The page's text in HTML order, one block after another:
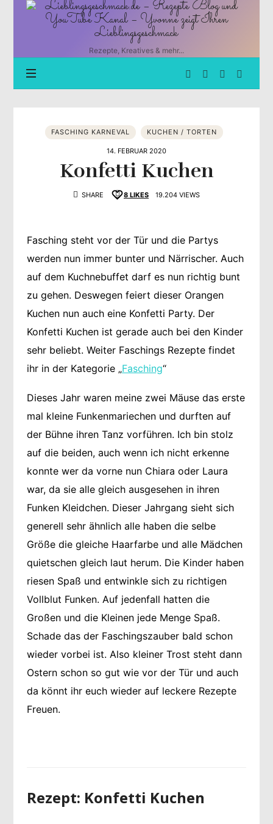
Lieblingsgeschmack.de
Rezepte
und
YouTube
Kanal
Ihren
Lieblingsgeschmack
Rezepte, Kreatives & mehr...
FASCHING KARNEVAL KUCHEN / TORTEN
14. FEBRUAR 2020
Konfetti Kuchen
SHARE 8 LIKES 19.204 VIEWS
Fasching steht vor der Tür und die Partys
werden nun immer bunter und Närrischer. Auch
auf dem Kuchnebuffet darf es nun richtig bunt
zu gehen. Deswegen feiert dieser Orangen
Kuchen nun auch eine Konfetti Party. Der
Konfetti Kuchen ist gerade auch bei den Kinder
sehr beliebt. Weiter Faschings Rezepte findet
ihr in der Kategorie „Fasching“
Dieses Jahr waren meine zwei Mäuse das erste
mal kleine Funkenmariechen und durften auf
der Bühne ihren Tanz vorführen. Ich bin stolz
auf die beiden, auch wenn ich nicht erkenne
konnte wer da vorne nun Chiara oder Laura
war, da sie alle gleich ausgesehen in ihren
Funken Kleidchen. Dieser Jahrgang sieht sich
generell sehr ähnlich alle haben die selbe
Größe die gleiche Haarfarbe und alle Mädchen
quietschen gleich laut herum. Die Kinder haben
riesen Spaß und entwinkle sich zu richtigen
Vollblut Funken. Auf jedenfall hatten die
Großen und die Kleinen jede Menge Spaß.
Schade das der Faschingszauber bald schon
wieder vorbei ist. Also kleiner Trost steht dann
Ostern schon so gut wie vor der Tür und auch
da könnt ihr euch wieder auf leckere Rezepte
Freuen.
Rezept: Konfetti Kuchen